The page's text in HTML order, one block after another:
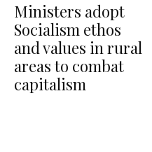
Ministers adopt
Socialism ethos
and values in rural
areas to combat
capitalism